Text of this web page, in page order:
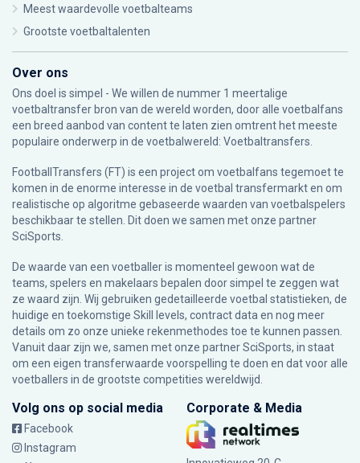
Meest waardevolle voetbalteams
Grootste voetbaltalenten
Over ons
Ons doel is simpel - We willen de nummer 1 meertalige
voetbaltransfer bron van de wereld worden, door alle voetbalfans
een breed aanbod van content te laten zien omtrent het meeste
populaire onderwerp in de voetbalwereld: Voetbaltransfers.
FootballTransfers (FT) is een project om voetbalfans tegemoet te
komen in de enorme interesse in de voetbal transfermarkt en om
realistische op algoritme gebaseerde waarden van voetbalspelers
beschikbaar te stellen. Dit doen we samen met onze partner
SciSports
De waarde van een voetballer is momenteel gewoon wat de
teams, spelers en makelaars bepalen door simpel te zeggen wat
ze waard zijn. Wij gebruiken gedetailleerde voetbal statistieken, de
huidige en toekomstige Skill levels, contract data en nog meer
details om zo onze unieke rekenmethodes toe te kunnen passen.
Vanuit daar zijn we, samen met onze partner SciSports, in staat
om een eigen transferwaarde voorspelling te doen en dat voor alle
voetballers in de grootste competities wereldwijd.
Volg ons op social media
Facebook
Instagram
Corporate & Media